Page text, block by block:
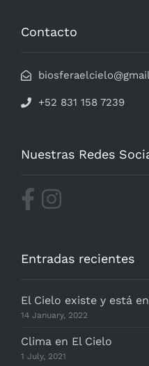
Contacto
+52 831 158 7239
Nuestras Redes
Entradas recientes
El Cielo existe y está
14 January, 2022
Clima en El Cielo
1 July, 2021